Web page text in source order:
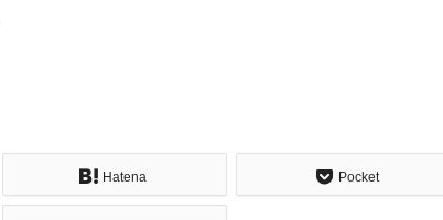
Hatena Pocket